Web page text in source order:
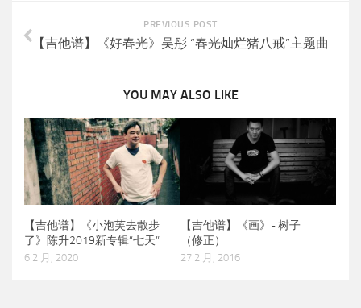
PREVIOUS POST
【吉他谱】《好春光》吴彤 “春光灿烂猪八戒”主题曲
YOU MAY ALSO LIKE
【吉他谱】《小泡芙去散步
了》陈升2019新专辑“七天”
6 2 月, 2020
【吉他谱】《画》- 树子
（修正）
27 2 月, 2016